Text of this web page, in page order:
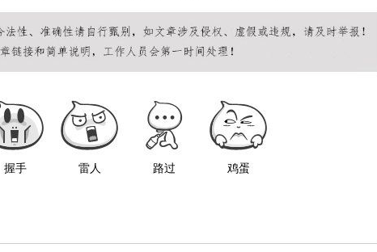
握手 雷人 路过 鸡蛋